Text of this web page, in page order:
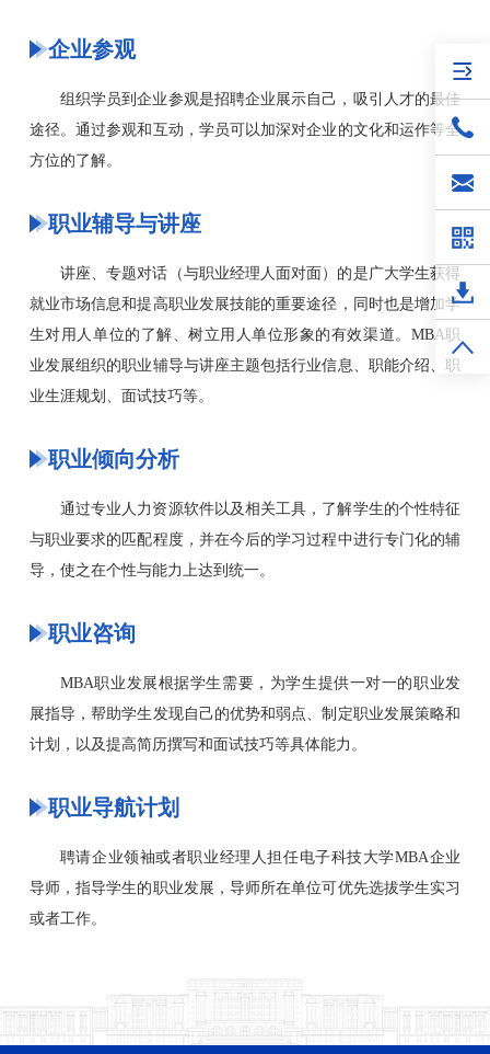
企业参观
组织学员到企业参观是招聘企业展示自己，吸引人才的最佳
途径。通过参观和互动，学员可以加深对企业的文化和运作等全
方位的了解。
职业辅导与讲座
讲座、专题对话（与职业经理人面对面）的是广大学生获得
就业市场信息和提高职业发展技能的重要途径，同时也是增加学
生对用人单位的了解、树立用人单位形象的有效渠道。MBA职
业发展组织的职业辅导与讲座主题包括行业信息、职能介绍、职
业生涯规划、面试技巧等。
职业倾向分析
通过专业人力资源软件以及相关工具，了解学生的个性特征
与职业要求的匹配程度，并在今后的学习过程中进行专门化的辅
导，使之在个性与能力上达到统一。
职业咨询
MBA职业发展根据学生需要，为学生提供一对一的职业发
展指导，帮助学生发现自己的优势和弱点、制定职业发展策略和
计划，以及提高简历撰写和面试技巧等具体能力。
职业导航计划
聘请企业领袖或者职业经理人担任电子科技大学MBA企业
导师，指导学生的职业发展，导师所在单位可优先选拔学生实习
或者工作。